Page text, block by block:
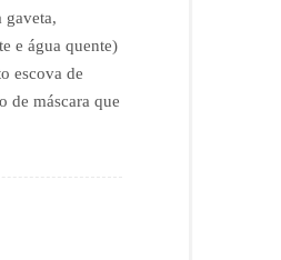
gaveta,
e água quente)
escova de
de máscara que